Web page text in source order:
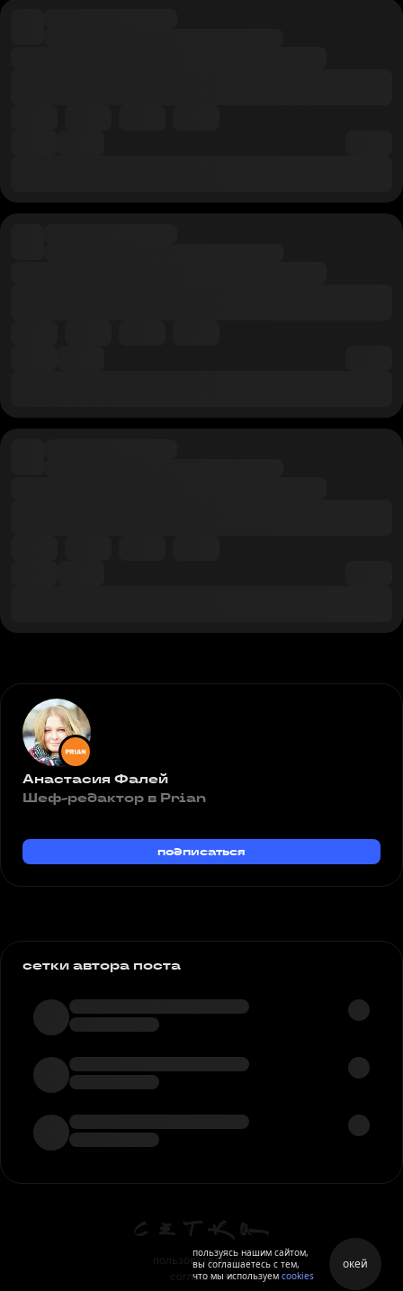
Анастасия Фалей
Шеф-редактор в Prian
подписаться
сетки автора поста
пользовательское
соглашение
пользуясь нашим сайтом,
вы соглашаетесь с тем,
что мы используем cookies
окей